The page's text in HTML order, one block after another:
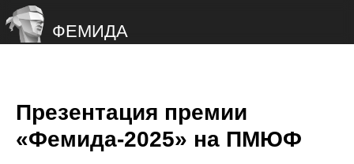
ФЕМИДА
Презентация премии
«Фемида-2025» на ПМЮФ